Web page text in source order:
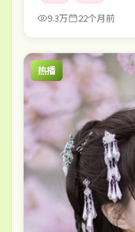
9.3万
22个月前
热播